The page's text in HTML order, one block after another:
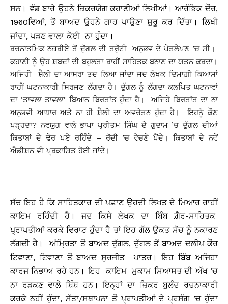
ਸਨ। ਵੰਡ ਬਾਰੇ ਉਹਨੇ ਜ਼ਿਕਰਯੋਗ ਕਹਾਣੀਆਂ ਲਿਖੀਆਂ। ਆਰੰਭਿਕ ਦੌਰ,
1960ਵਿਆਂ, ਤੋਂ ਬਾਅਦ ਉਹਨੇ ਗਾਹ ਪਾਉਣਾ ਸ਼ੁਰੂ ਕਰ ਦਿੱਤਾ। ਲਿਖੀ
ਜਾਂਦਾ, ਪੜਣ ਵਾਲਾ ਕੋਈ ਨਾ ਹੁੰਦਾ।
ਰਚਨਾਤਮਿਕ ਨਜ਼ਰੀਏ ਤੋਂ ਦੁੱਗਲ ਦੀ ਤਰੁੱਟੀ ਅਨੁਭਵ ਦੇ ਪੇਤਲੇਪਣ ’ਚ ਸੀ।
ਕਹਾਣੀ ਨੂੰ ਉਹ ਸ਼ਬਦਾਂ ਦੀ ਬਹੁਲਤਾ ਰਾਹੀਂ ਸਾਹਿਤਕ ਬਨਾਣ ਦਾ ਯਤਨ ਕਰਦਾ।
ਅਜਿਹੀ ਸ਼ੈਲੀ ਦਾ ਆਸਰਾ ਤਦ ਲਿਆ ਜਾਂਦਾ ਜਦ ਲੇਖਕ ਦਿਮਾਗ਼ੀ ਕਿਆਸਾਂ
ਰਾਹੀਂ ਘਟਨਾਕਾਰੀ ਸਿਰਜਣ ਲੱਗਦਾ ਹੈ। ਦੁੱਗਲ ਨੂੰ ਲੱਗਦਾ ਕਲਪਿਤ ਘਟਨਾਵਾਂ
ਦਾ ‘ਤਾਵਲਾ ਤਾਵਲਾ’ ਬਿਆਨ ਬਿਰਤਾਂਤ ਹੁੰਦਾ ਹੈ। ਅਜਿਹੇ ਬਿਰਤਾਂਤ ਦਾ ਨਾ
ਅਨੁਭਵੀ ਆਧਾਰ ਅਤੇ ਨਾ ਹੀ ਸ਼ੈਲੀ ਦਾ ਅਵਚੇਤਨ ਹੁੰਦਾ ਹੈ। ਇਹਨੂੰ ਕੌਣ
ਪੜ੍ਹਦਾ? ਨਵਯੁਗ ਵਾਲੇ ਭਾਪਾ ਪ੍ਰੀਤਮ ਸਿੰਘ ਦੇ ਗੁਦਾਮ ’ਚ ਦੁੱਗਲ ਦੀਆਂ
ਕਿਤਾਬਾਂ ਦੇ ਢੇਰ ਪਏ ਰਹਿੰਦੇ – ਰੱਦੀ ’ਚ ਵੇਚਣੇ ਪੈਂਦੇ। ਕਿਤਾਬਾਂ ਦੇ ਨਵੇਂ
ਐਡੀਸ਼ਨ ਵੀ ਪ੍ਰਕਾਸ਼ਿਤ ਹੋਈ ਜਾਂਦੇ।
ਸੱਚ ਇਹ ਹੈ ਕਿ ਸਾਹਿਤਕਾਰ ਦੀ ਪਛਾਣ ਉਹਦੀ ਲਿਖਤ ਦੇ ਮਿਆਰ ਰਾਹੀਂ
ਕਾਇਮ ਰਹਿੰਦੀ ਹੈ। ਜਦ ਕਿਸੇ ਲੇਖਕ ਦਾ ਬਿੰਬ ਗ਼ੈਰ-ਸਾਹਿਤਕ
ਪ੍ਰਾਪਤੀਆਂ ਕਰਕੇ ਵਿਰਾਟ ਹੁੰਦਾ ਹੈ ਤਾਂ ਇਹ ਗੱਲ ਉਕਤ ਸੱਚ ਨੂੰ ਨਕਾਰਣ
ਲੱਗਦੀ ਹੈ। ਅੰਮ੍ਰਿਤਾ ਤੋਂ ਬਾਅਦ ਦੁੱਗਲ, ਦੁੱਗਲ ਤੋਂ ਬਾਅਦ ਦਲੀਪ ਕੌਰ
ਟਿਵਾਣਾ, ਟਿਵਾਣਾ ਤੋਂ ਬਾਅਦ ਸੁਰਜੀਤ ਪਾਤਰ। ਇਹ ਬਿੰਬ ਅਜਿਹਾ
ਕਾਰਜ ਨਿਭਾਅ ਰਹੇ ਹਨ। ਇਹ ਕਾਇਮ ਮੁਕਾਮ ਸਿਆਸਤ ਦੀ ਅੱਖ ’ਚ
ਨਾ ਰੜਕਣ ਵਾਲੇ ਬਿੰਬ ਹਨ। ਇਨ੍ਹਾਂ ਦਾ ਜ਼ਿਕਰ ਬੁਲੰਦ ਰਚਨਾਕਾਰੀ
ਕਰਕੇ ਨਹੀਂ ਹੁੰਦਾ, ਸੱਤਾ/ਸਥਾਪਨਾ ਤੋਂ ਪ੍ਰਾਪਤੀਆਂ ਦੇ ਪ੍ਰਸੰਗ ’ਚ ਹੁੰਦਾ